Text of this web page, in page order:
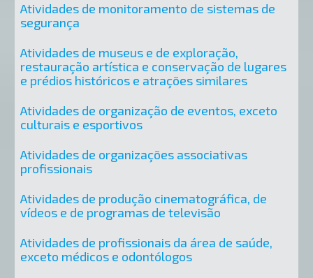
Atividades de monitoramento de sistemas de
segurança
Atividades de museus e de exploração,
restauração artística e conservação de lugares
e prédios históricos e atrações similares
Atividades de organização de eventos, exceto
culturais e esportivos
Atividades de organizações associativas
profissionais
Atividades de produção cinematográfica, de
vídeos e de programas de televisão
Atividades de profissionais da área de saúde,
exceto médicos e odontólogos